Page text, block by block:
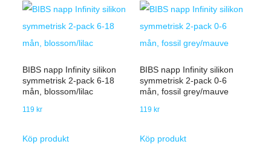
BIBS napp Infinity silikon
symmetrisk 2-pack 6-18
mån, blossom/lilac
119kr
Köp produkt
BIBS napp Infinity silikon
symmetrisk 2-pack 0-6
mån, fossil grey/mauve
119kr
Köp produkt